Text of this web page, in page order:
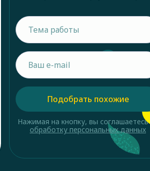
Подобрать похожие
Нажимая на кнопку, вы соглашаетесь
обработку персональных данных